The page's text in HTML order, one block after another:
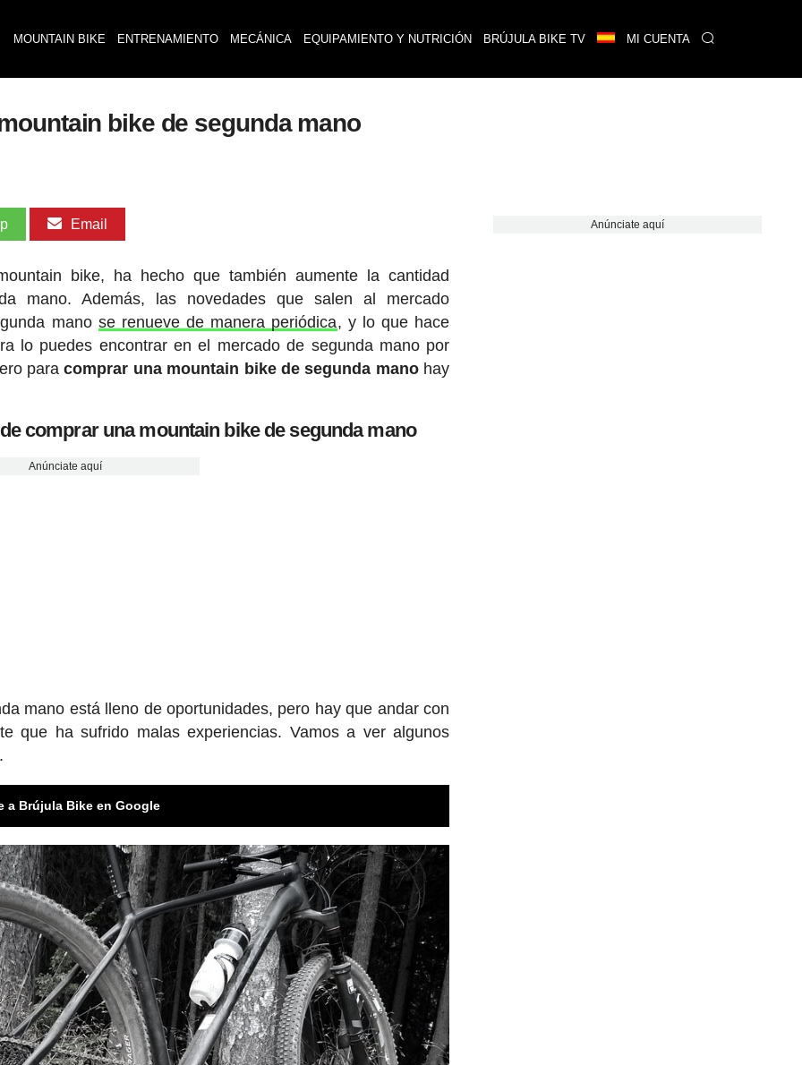
MOUNTAIN BIKE ENTRENAMIENTO MECÁNICA EQUIPAMIENTO Y NUTRICIÓN BRÚJULA BIKE TV MI CUENTA
bike de segunda mano
Email
bike, ha hecho que también aumente la cantidad
mano. Además, las novedades que salen al mercado
mano se renueve de manera periódica, y lo que hace
lo puedes encontrar en el mercado de segunda mano por
paracomprar una mountain bike de segunda manohay
comprar una mountain bike de segunda mano
Anúnciate aquí
mano está lleno de oportunidades, pero hay que andar con
que ha sufrido malas experiencias. Vamos a ver algunos
a Brújula Bike en Google
Anúnciate aquí